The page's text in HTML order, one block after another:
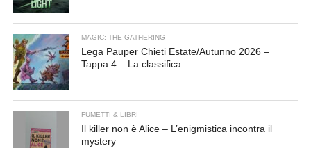
MAGIC: THE GATHERING
Lega Pauper Chieti Estate/Autunno 2026 –
Tappa 4 – La classifica
FUMETTI & LIBRI
Il killer non è Alice – L’enigmistica incontra il
mystery